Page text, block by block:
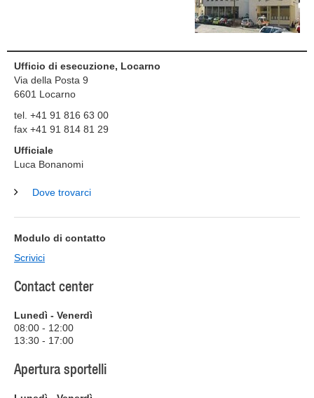
Ufficio di esecuzione, Locarno
Via della Posta 9
6601 Locarno
tel. +41 91 816 63 00
fax +41 91 814 81 29
Ufficiale
Luca Bonanomi
Dove trovarci
Modulo di contatto
Scrivici
Contact center
Lunedì - Venerdì
08:00 - 12:00
13:30 - 17:00
Apertura sportelli